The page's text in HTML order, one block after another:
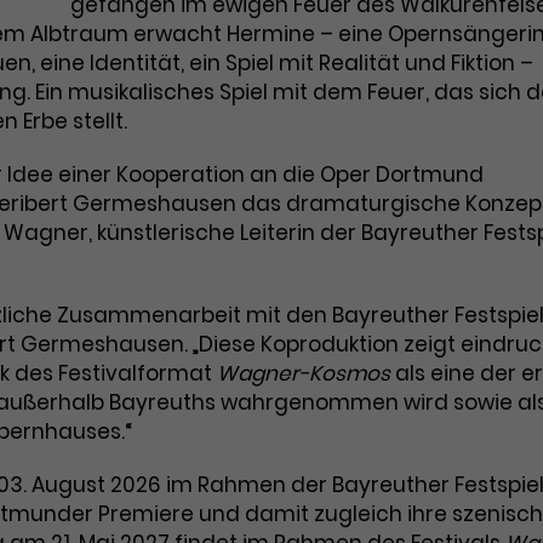
Zugang zu geschützten Bereichen
gewährt.
Anbieter TYPO3
Laufzeit
Zweck
Enthält die gewählten Tracking-Optin-
Einstellungen.
Laufzeit 2 Jahre
Zweck
Dieses Cookie wird von Google Analytics
installiert. Das Cookie wird verwendet, um
Nutzung der Website für den
Analysebericht der Website zu verfolgen.
Die Cookies speichern Informationen
Name _gid
Laufzeit 1 Tag
Diese Gruppe beinhaltet alle Scripte, die es uns
ermöglichen die Leistung unserer Werbekampagnen zu
analysieren und Conversions zu messen. Außerdem
helfen sie uns dabei Werbeanzeigen und Inhalte besser
auf die Interessen unserer Nutzer abzustimmen.
Name
_gcl_au
Anbieter Google Ads
Zweck
Wird von Google verwendet, um die
Effizienz von Werbeanzeigen zu messen
und Conversions zu speichern. Dieses
Cookie hilft dabei nachzuvollziehen, ob
Cookie-Informationen
Albtraum erwacht Hermine – eine
eine Identität, ein Spiel mit Realität und Fiktion –
Ein musikalisches Spiel mit dem Feuer, das sich
Erbe stellt.
einer Kooperation an die Oper Dortmund
Germeshausen das dramaturgische
künstlerische Leiterin der Bayreuther
Zusammenarbeit mit den Bayreuther
Germeshausen. „Diese Koproduktion zeigt
des Festivalformat Wagner-Kosmosals eine der
Bayreuths wahrgenommen wird sowie
August 2026 im Rahmen der Bayreuther
Premiere und damit zugleich ihre